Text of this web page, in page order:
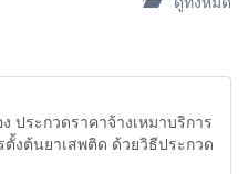
ประกวดราคาจ้างเหมาบริการ
งต้นยาเสพติด ด้วยวิธีประกวด